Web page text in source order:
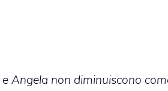
Angela non diminuiscono